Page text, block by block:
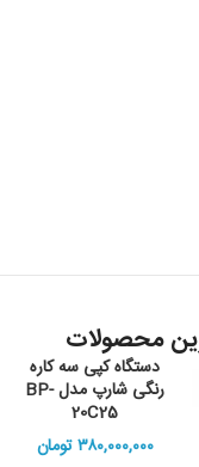
محصولات
دستگاه کپی سه کاره
رنگی شارپ مدل BP-
20C25
۳۸۰,۰۰۰,۰۰۰تومان